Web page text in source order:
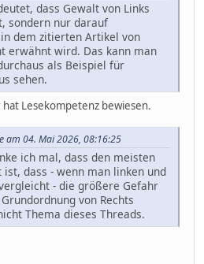
dass Gewalt von Links
sondern nur darauf
dem zitierten Artikel von
erwähnt wird. Das kann man
als Beispiel für
sehen.
hat Lesekompetenz bewiesen.
am 04. Mai 2026, 08:16:25
ich mal, dass den meisten
dass - wenn man linken und
- die größere Gefahr
von Rechts
Thema dieses Threads.